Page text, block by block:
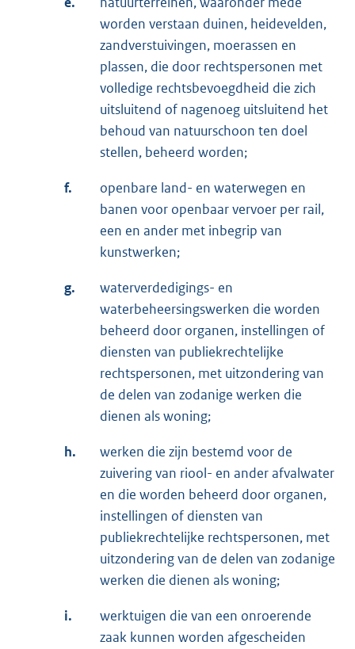
worden verstaan duinen, heidevelden,
zandverstuivingen, moerassen en
plassen, die door rechtspersonen met
volledige rechtsbevoegdheid die zich
uitsluitend of nagenoeg uitsluitend het
behoud van natuurschoon ten doel
stellen, beheerd worden;
f.
openbare land- en waterwegen en
banen voor openbaar vervoer per rail,
een en ander met inbegrip van
kunstwerken;
g.
waterverdedigings- en
waterbeheersingswerken die worden
beheerd door organen, instellingen of
diensten van publiekrechtelijke
rechtspersonen, met uitzondering van
de delen van zodanige werken die
dienen als woning;
h.
werken die zijn bestemd voor de
zuivering van riool- en ander afvalwater
en die worden beheerd door organen,
instellingen of diensten van
publiekrechtelijke rechtspersonen, met
uitzondering van de delen van zodanige
werken die dienen als woning;
i.
werktuigen die van een onroerende
zaak kunnen worden afgescheiden